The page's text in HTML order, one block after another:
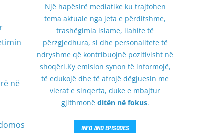
në
Një hapësirë mediatike ku trajtohen
tema aktuale nga jeta e përditshme,
trashëgimia islame, ilahite të
përzgjedhura, si dhe personalitete të
ndryshme që kontribuojnë pozitivisht në
shoqëri.Ky emision synon të informojë,
të edukojë dhe të afrojë dëgjuesin me
vlerat e sinqerta, duke e mbajtur
gjithmonë ditën në fokus.
INFO AND EPISODES